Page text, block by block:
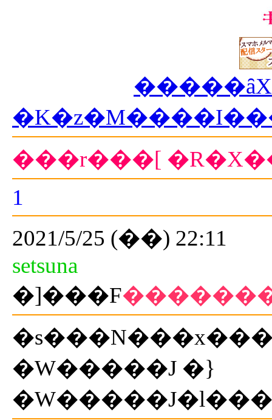
���r���[
1
2021/5/25 (��) 22:11
setsuna
�]���F
�W�����J �}